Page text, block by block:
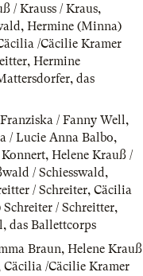
/ Krauss / Kraus,
, Hermine (Minna)
/Cäcilie Kramer
, Hermine
, das
Franziska / Fanny Well,
/ Lucie Anna Balbo,
, Helene Krauß /
/ Schiesswald,
/ Schreiter, Cäcilia
/ Schreitter,
, das Ballettcorps
Braun, Helene Krauß
Cäcilia /Cäcilie Kramer